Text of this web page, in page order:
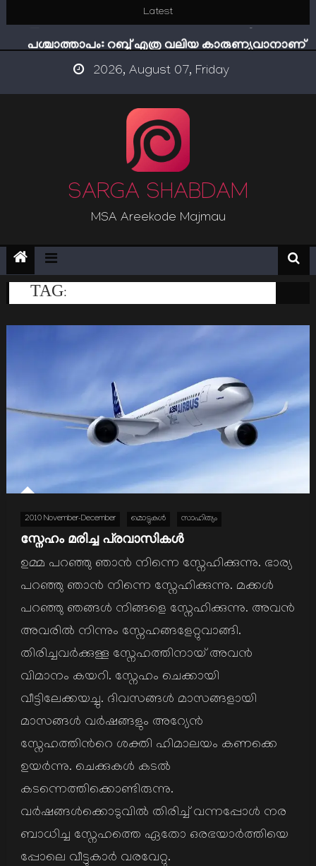
content
Latest
പശ്ചാത്താപം: റബ്ബ് എത്ര വലിയ കാരുണ്യവാനാണ്
ഇന്ന് നേടിയാൽ ഇരട്ടി നേടാം
“ട്രംപ് 2.0” അധികാരത്തിന്‍റെ നിഴലിലെ എപ്സ്റ്റീന്‍
സൂക്ഷിക്കുക! കുറ്റകൃത്യങ്ങളാണിന്ന് ട്രെന്‍ഡ്
ഇമാം നവവി: അനന്തമായ നാൽപതാണ്ടുകൾ
2026, August 07, Friday
SARGA SHABDAM
MSA Areekode Majmau
TAG:
2010 November-December മൊട്ടുകള്‍ സാഹിത്യം
സ്നേഹം മരിച്ച പ്രവാസികള്‍
ഉമ്മ പറഞ്ഞു ഞാന്‍ നിന്നെ സ്നേഹിക്കുന്നു. ഭാര്യ
പറഞ്ഞു ഞാന്‍ നിന്നെ സ്നേഹിക്കുന്നു. മക്കള്‍
പറഞ്ഞു ഞങ്ങള്‍ നിങ്ങളെ സ്നേഹിക്കുന്നു. അവന്‍
അവരില്‍ നിന്നും സ്നേഹങ്ങളേറ്റുവാങ്ങി.
തിരിച്ചവര്‍ക്കുള്ള സ്നേഹത്തിനായ് അവന്‍
വിമാനം കയറി. സ്നേഹം ചെക്കായി
വീട്ടിലേക്കയച്ചു. ദിവസങ്ങള്‍ മാസങ്ങളായി
മാസങ്ങള്‍ വര്‍ഷങ്ങളും അറ്യേന്‍
സ്നേഹത്തിന്‍റെ ശക്തി ഹിമാലയം കണക്കെ
ഉയര്‍ന്നു. ചെക്കുകള്‍ കടല്‍
കടന്നെത്തിക്കൊണ്ടിരുന്നു.
വര്‍ഷങ്ങള്‍ക്കൊടുവില്‍ തിരിച്ച് വന്നപ്പോള്‍ നര
ബാധിച്ച സ്നേഹത്തെ ഏതോ ഒരഭയാര്‍ത്തിയെ
പ്പോലെ വീട്ടുകാര്‍ വരവേറ്റു.